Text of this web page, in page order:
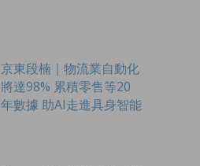
京東段楠｜物流業自動化
將達98% 累積零售等20
年數據 助AI走進具身智能